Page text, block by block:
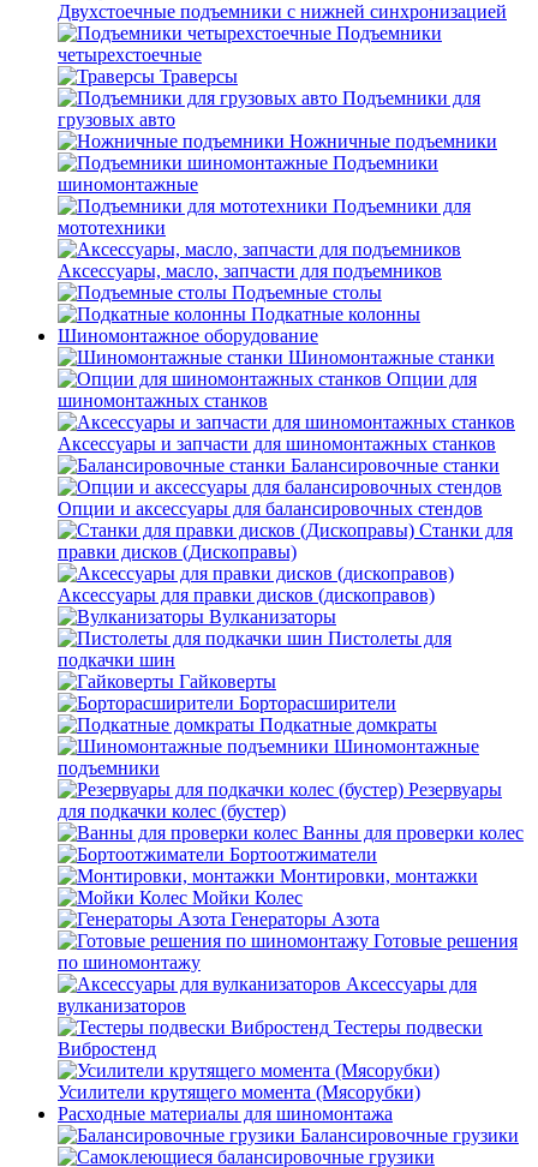
Двухстоечные подъемники с нижней синхронизацией
Подъемники
четырехстоечные
Траверсы
Подъемники для
грузовых авто
Ножничные подъемники
Подъемники
шиномонтажные
Подъемники для
мототехники
Аксессуары, масло, запчасти для подъемников
Подъемные столы
Подкатные колонны
Шиномонтажное оборудование
Шиномонтажные станки
Опции для
шиномонтажных станков
Аксессуары и запчасти для шиномонтажных станков
Балансировочные станки
Опции и аксессуары для балансировочных стендов
Станки для
правки дисков (Дископравы)
Аксессуары для правки дисков (дископравов)
Вулканизаторы
Пистолеты для
подкачки шин
Гайковерты
Борторасширители
Подкатные домкраты
Шиномонтажные
подъемники
Резервуары
для подкачки колес (бустер)
Ванны для проверки колес
Бортоотжиматели
Монтировки, монтажки
Мойки Колес
Генераторы Азота
Готовые решения
по шиномонтажу
Аксессуары для
вулканизаторов
Тестеры подвески
Вибростенд
Усилители крутящего момента (Мясорубки)
Расходные материалы для шиномонтажа
Балансировочные грузики